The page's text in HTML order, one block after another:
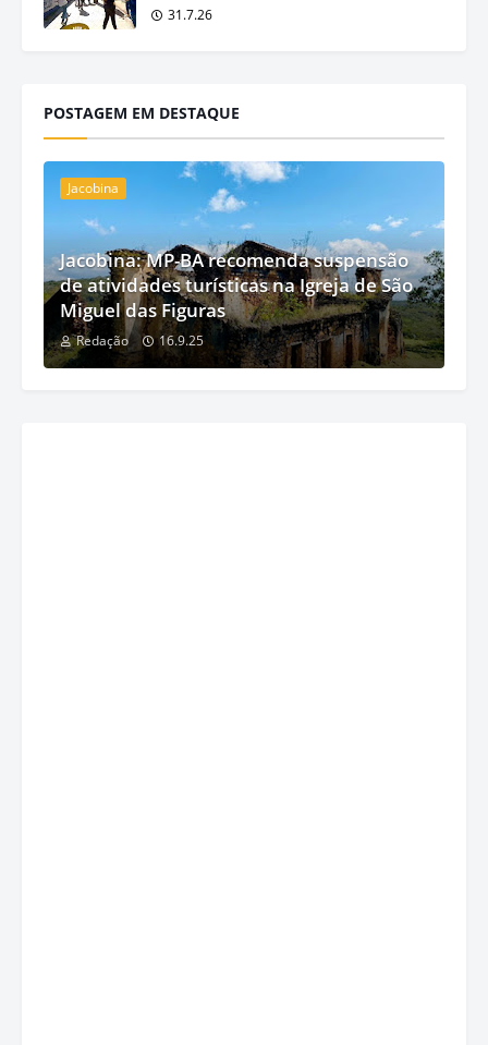
31.7.26
POSTAGEM EM DESTAQUE
Jacobina
Jacobina: MP-BA recomenda suspensão
de atividades turísticas na Igreja de São
Miguel das Figuras
Redação 16.9.25